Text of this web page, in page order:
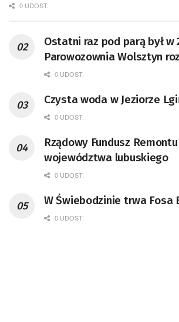
0 UDOST.
Ostatni raz pod parą był w
Parowozownia Wolsztyn
remont unikatowego Tr5-65
0 UDOST.
Czysta woda w Jeziorze
0 UDOST.
Rządowy Fundusz
województwa lubuskiego
0 UDOST.
W Świebodzinie trwa Fosa
0 UDOST.